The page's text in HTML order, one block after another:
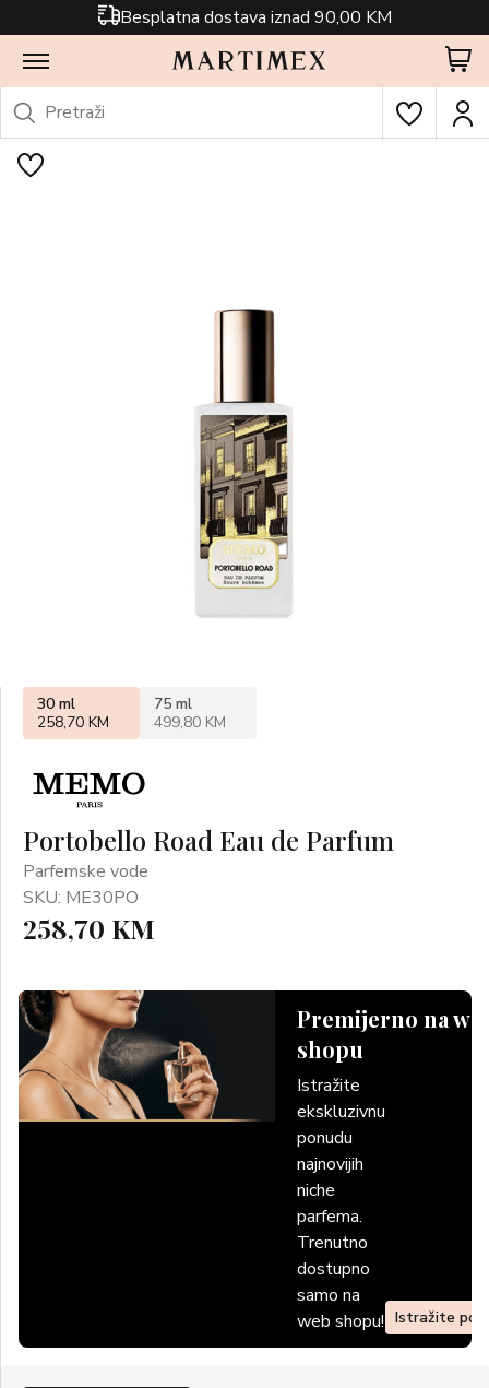
Besplatna dostava iznad 90,00 KM
Portobello Road Eau de Parfum
Parfemske vode
SKU: ME30PO
258,70 KM
Premijerno na
shopu
Istražite
ekskluzivnu
ponudu
najnovijih
niche
parfema.
Trenutno
dostupno
samo na
web shopu! Istražite
30 ml
258,70 KM
75 ml
499,80 KM